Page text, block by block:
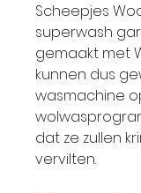
Scheepjes
superwash
gemaakt met
kunnen dus
wasmachine
dat ze zullen
vervilten.